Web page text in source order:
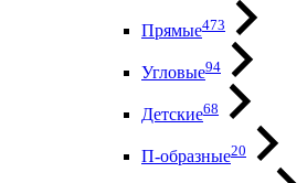
Прямые473
Угловые94
Детские68
П-образные20